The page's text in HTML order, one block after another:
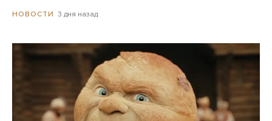
НОВОСТИ 3 дня назад